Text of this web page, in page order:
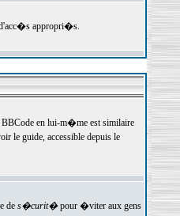
d'acc�s appropri�s.
en lui-m�me est similaire
le guide, accessible depuis le
de s�curit�pour �viter aux gens